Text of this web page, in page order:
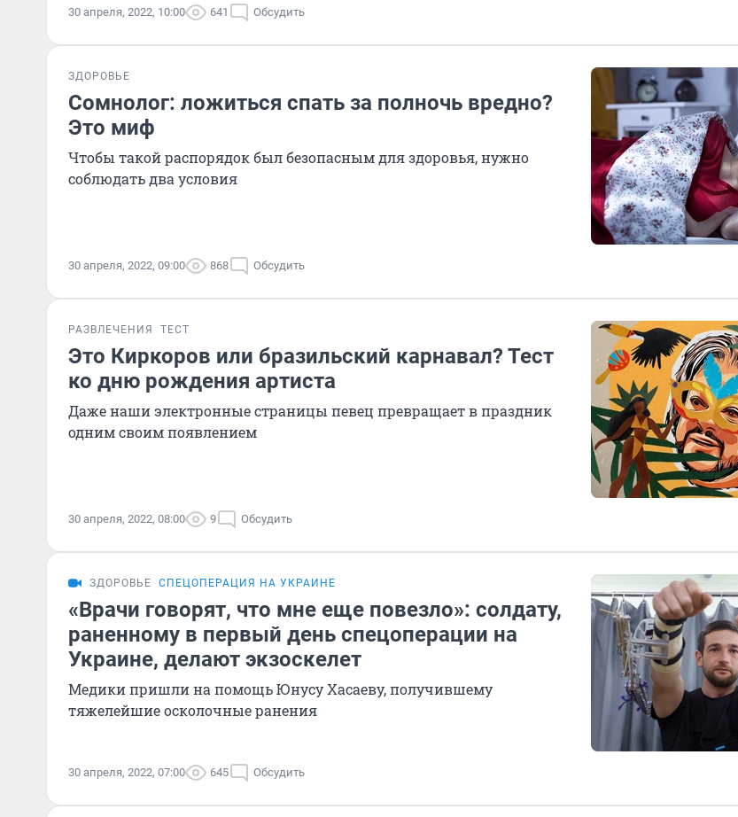
30 апреля, 2022, 10:00 641 Обсудить
ЗДОРОВЬЕ
Сомнолог: ложиться спать за полночь вредно?
Это миф
Чтобы такой распорядок был безопасным для здоровья, нужно
соблюдать два условия
30 апреля, 2022, 09:00 868 Обсудить
РАЗВЛЕЧЕНИЯ ТЕСТ
Это Киркоров или бразильский карнавал? Тест
ко дню рождения артиста
Даже наши электронные страницы певец превращает в праздник
одним своим появлением
30 апреля, 2022, 08:00 9 Обсудить
ЗДОРОВЬЕ СПЕЦОПЕРАЦИЯ НА УКРАИНЕ
«Врачи говорят, что мне еще повезло»: солдату,
раненному в первый день спецоперации на
Украине, делают экзоскелет
Медики пришли на помощь Юнусу Хасаеву, получившему
тяжелейшие осколочные ранения
30 апреля, 2022, 07:00 645 Обсудить